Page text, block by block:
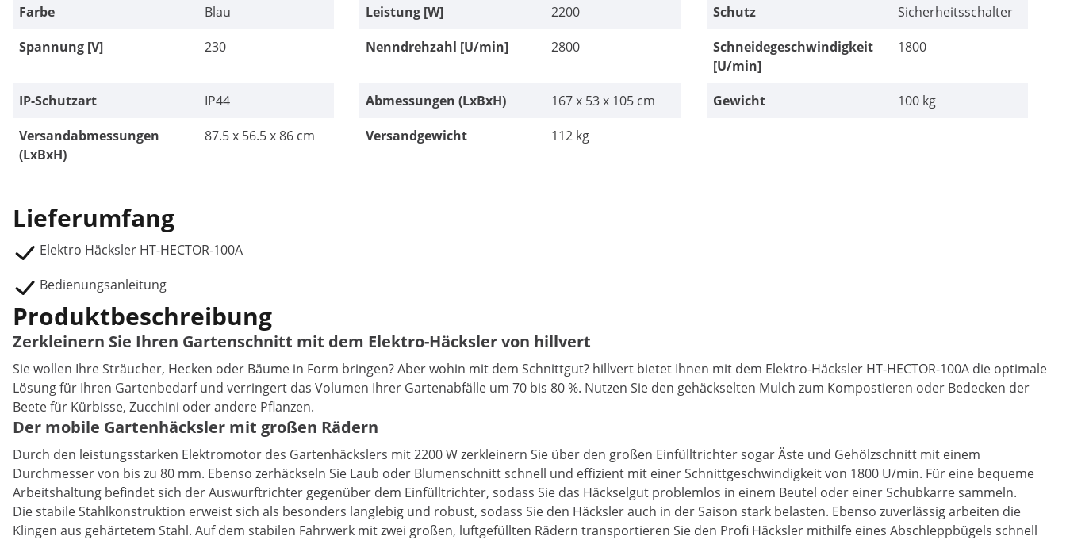
Farbe Blau Leistung [W] 2200 Schutz
Sicherheitsschalter
Spannung [V]
230 Nenndrehzahl [U/min] 2800
Schneidegeschwindigkeit
[U/min]
1800
IP-Schutzart IP44 Abmessungen (LxBxH) 167 x 53 x 105 cm Gewicht
100 kg
Versandabmessungen
(LxBxH)
87.5 x 56.5 x 86 cm Versandgewicht 112 kg
Lieferumfang
Elektro Häcksler HT-HECTOR-100A
Bedienungsanleitung
Produktbeschreibung
Zerkleinern Sie Ihren Gartenschnitt mit dem Elektro-Häcksler von hillvert
Sie wollen Ihre Sträucher, Hecken oder Bäume in Form bringen? Aber wohin mit dem Schnittgut? hillvert bietet Ihnen mit dem Elektro-Häcksler HT-HECTOR-100A die optimale
Lösung für Ihren Gartenbedarf und verringert das Volumen Ihrer Gartenabfälle um 70 bis 80 %. Nutzen Sie den gehäckselten Mulch zum Kompostieren oder Bedecken der
Beete für Kürbisse, Zucchini oder andere Pflanzen.
Der mobile Gartenhäcksler mit großen Rädern
Durch den leistungsstarken Elektromotor des Gartenhäckslers mit 2200 W zerkleinern Sie über den großen Einfülltrichter sogar Äste und Gehölzschnitt mit einem
Durchmesser von bis zu 80 mm. Ebenso zerhäckseln Sie Laub oder Blumenschnitt schnell und effizient mit einer Schnittgeschwindigkeit von 1800 U/min. Für eine bequeme
Arbeitshaltung befindet sich der Auswurftrichter gegenüber dem Einfülltrichter, sodass Sie das Häckselgut problemlos in einem Beutel oder einer Schubkarre sammeln.
Die stabile Stahlkonstruktion erweist sich als besonders langlebig und robust, sodass Sie den Häcksler auch in der Saison stark belasten. Ebenso zuverlässig arbeiten die
Klingen aus gehärtetem Stahl. Auf dem stabilen Fahrwerk mit zwei großen, luftgefüllten Rädern transportieren Sie den Profi Häcksler mithilfe eines Abschleppbügels schnell